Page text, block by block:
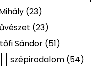
(23)
(23)
Sándor(51)
szépirodalom(54)